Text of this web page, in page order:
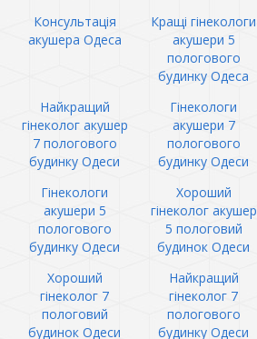
Консультація
акушера Одеса
Кращі гінекологи
акушери 5
пологового
будинку Одеса
Найкращий
гінеколог акушер
7 пологового
будинку Одеси
Гінекологи
акушери 7
пологового
будинку Одеси
Гінекологи
акушери 5
пологового
будинку Одеси
Хороший
гінеколог акушер
5 пологовий
будинок Одеси
Хороший
гінеколог 7
пологовий
будинок Одеси
Найкращий
гінеколог 7
пологового
будинку Одеси